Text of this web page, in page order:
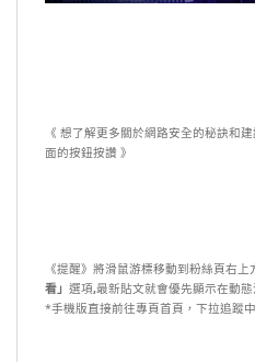
《 想了解更多關於網路安全的秘訣和
面的按鈕按讚 》
《提醒》將滑鼠游標移動到粉絲頁右上
看」 選項,最新貼文就會優先顯示在動
*手機版直接前往專頁首頁，下拉追蹤